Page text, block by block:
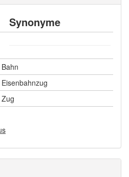
Synonyme
Bahn
Eisenbahnzug
Zug